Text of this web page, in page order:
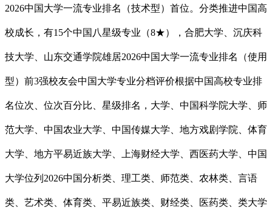
2026中国大学一流专业排名（技术型）首位。分类推进中国高
校成长，有15个中国八星级专业（8★），合肥大学、沉庆科
技大学、山东交通学院雄居2026中国大学一流专业排名（使用
型）前3强校友会中国大学专业分档评价根据中国高校专业排
名位次、位次百分比、星级排名，大学、中国科学院大学、师
范大学、中国农业大学、中国传媒大学、地方戏剧学院、体育
大学、地方平易近族大学、上海财经大学、西医药大学、中国
大学位列2026中国分析类、理工类、师范类、农林类、言语
类、艺术类、体育类、平易近族类、财经类、医药类、类大学